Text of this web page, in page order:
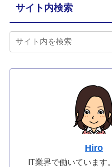
サイト内検索
Hiro
IT業界で働いています。